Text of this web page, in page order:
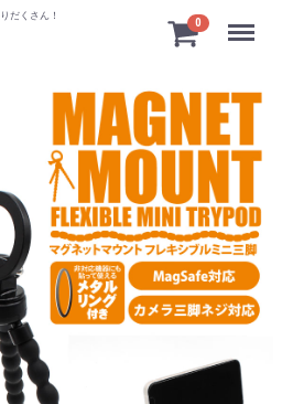
だくさん！
0 Menu